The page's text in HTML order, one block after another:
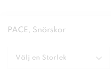
PACE, Snörskor
Välj en Storlek